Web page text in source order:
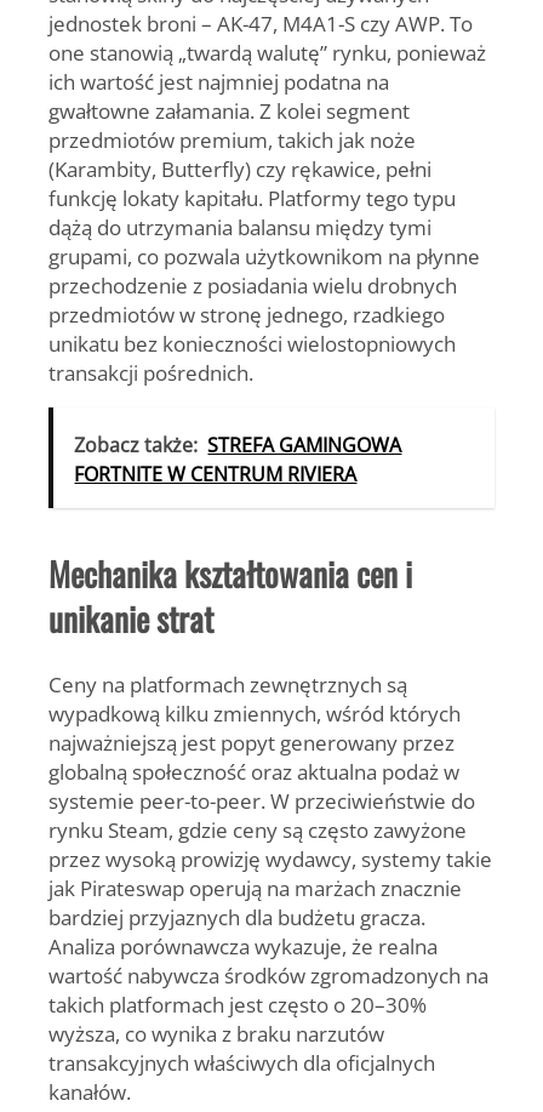
jednostek broni – AK-47, M4A1-S czy AWP. To
one stanowią „twardą walutę” rynku, ponieważ
ich wartość jest najmniej podatna na
gwałtowne załamania. Z kolei segment
przedmiotów premium, takich jak noże
(Karambity, Butterfly) czy rękawice, pełni
funkcję lokaty kapitału. Platformy tego typu
dążą do utrzymania balansu między tymi
grupami, co pozwala użytkownikom na płynne
przechodzenie z posiadania wielu drobnych
przedmiotów w stronę jednego, rzadkiego
unikatu bez konieczności wielostopniowych
transakcji pośrednich.
Zobacz także: STREFA GAMINGOWA
FORTNITE W CENTRUM RIVIERA
Mechanika kształtowania cen i
unikanie strat
Ceny na platformach zewnętrznych są
wypadkową kilku zmiennych, wśród których
najważniejszą jest popyt generowany przez
globalną społeczność oraz aktualna podaż w
systemie peer-to-peer. W przeciwieństwie do
rynku Steam, gdzie ceny są często zawyżone
przez wysoką prowizję wydawcy, systemy takie
jak Pirateswap operują na marżach znacznie
bardziej przyjaznych dla budżetu gracza.
Analiza porównawcza wykazuje, że realna
wartość nabywcza środków zgromadzonych na
takich platformach jest często o 20–30%
wyższa, co wynika z braku narzutów
transakcyjnych właściwych dla oficjalnych
kanałów.